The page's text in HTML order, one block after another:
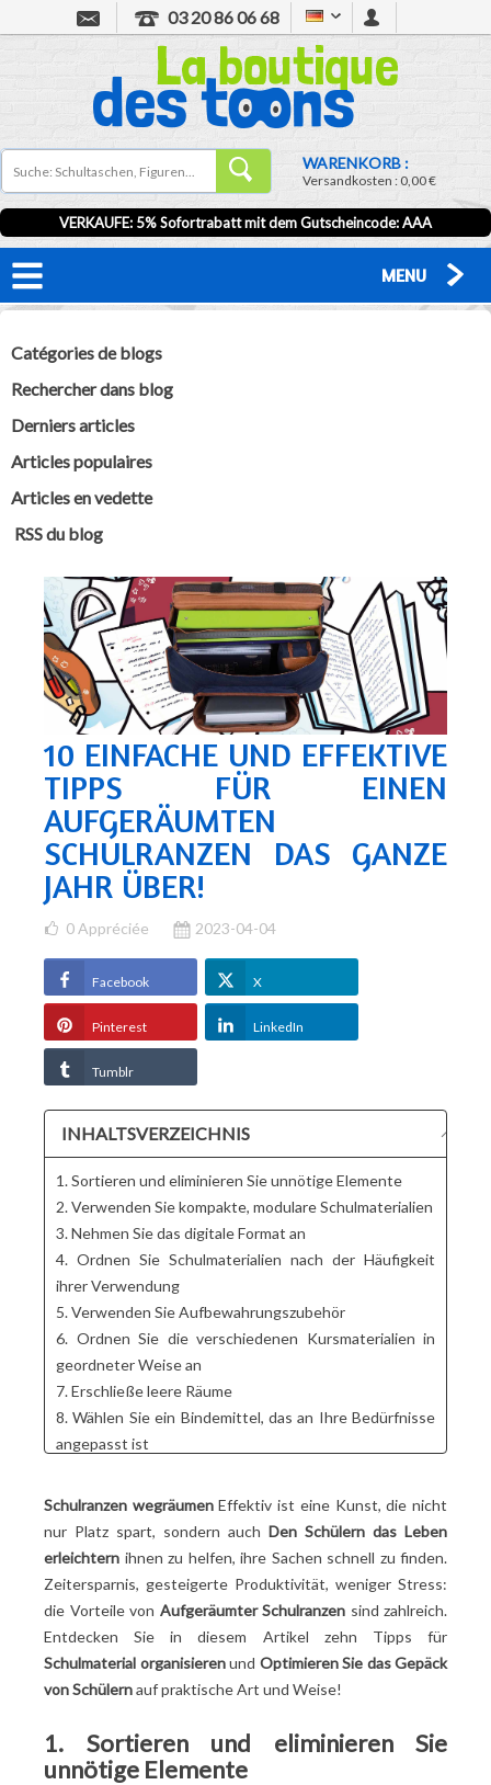
03 20 86 06 68
WARENKORB :
Versandkosten :0,00 €
VERKAUFE: 5% Sofortrabatt mit dem Gutscheincode:AAA
MENU
Catégories de blogs
Rechercher dans blog
Derniers articles
Articles populaires
Articles en vedette
RSS du blog
10 EINFACHE UND EFFEKTIVE
TIPPS FÜR EINEN
AUFGERÄUMTEN
SCHULRANZEN DAS GANZE
JAHR ÜBER!
0 Appréciée 2023-04-04
Facebook X
Pinterest LinkedIn
Tumblr
INHALTSVERZEICHNIS
1. Sortieren und eliminieren Sie unnötige Elemente
2. Verwenden Sie kompakte, modulare Schulmaterialien
3. Nehmen Sie das digitale Format an
4. Ordnen Sie Schulmaterialien nach der Häufigkeit
ihrer Verwendung
5. Verwenden Sie Aufbewahrungszubehör
6. Ordnen Sie die verschiedenen Kursmaterialien in
geordneter Weise an
7. Erschließe leere Räume
8. Wählen Sie ein Bindemittel, das an Ihre Bedürfnisse
angepasst ist
Ckunstbarer Kipling
Rip Curl Beutel
CArtifizierbar auf Rädern
9. Übernehmen Sie Aufräumroutinen
10 Personalisieren Sie Ihr Schulgepäck
Handeln! Zusammenfassend lässt sich sagen, dass der
Schulranzen weggeräumt wird
Schulranzen wegräumenEffektiv ist eine Kunst, die nicht
nur Platz spart, sondern auch Den Schülern das Leben
erleichtern ihnen zu helfen, ihre Sachen schnell zu finden.
Zeitersparnis, gesteigerte Produktivität, weniger Stress:
die Vorteile von Aufgeräumter Schulranzen sind zahlreich.
Entdecken Sie in diesem Artikel zehn Tipps für
Schulmaterial organisierenund Optimieren Sie das Gepäck
von Schülernauf praktische Art und Weise!
1. Sortieren und eliminieren Sie
unnötige Elemente